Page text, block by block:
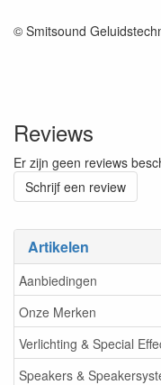
Artikelen
Aanbiedingen
Onze Merken
Verlichting & Special
Speakers &
© Smitsound
Reviews
Er zijn geen reviews
Schrijf een review